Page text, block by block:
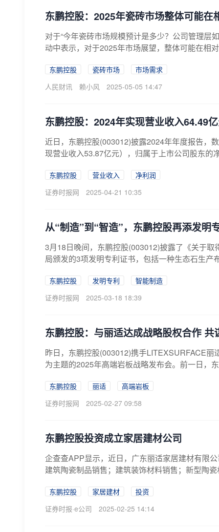
东鹏控股：2025年瓷砖市场整体可能在
对于“今年瓷砖市场规模预计是多少？公司管理层
动中表示，对于2025年市场展望，整体可能在相
东鹏控股 瓷砖市场
市场需求
人民财讯
赖小风 2025-05-05 14:47
东鹏控股：2024年实现营业收入64.49
近日，东鹏控股(003012)披露2024年年度报告，
现营业收入53.87亿元），归属于上市公司股东的
东鹏控股 营业收入
净利润
证券时报网
2025-04-21 10:35
从“制造”到“智造”，东鹏控股再添发明
3月18日晚间，东鹏控股(003012)披露了《关于
局颁发的3项发明专利证书，包括一种生态石生
东鹏控股 发明专利
智能制造
证券时报网
2025-03-18 18:39
东鹏控股：与丽适达成战略股权合作
昨日，东鹏控股(003012)携手LITEXSURFACE丽
为主题的2025年高端岩板战略发布会。前一日，
东鹏控股 丽适
高端岩板
证券时报网
2025-02-27 09:58
东鹏控股投资成立家居建材公司
企查查APP显示，近日，广东丽适家居建材有限
建筑陶瓷制品销售；建筑装饰材料销售；新型陶
东鹏控股 家居建材
投资
证券时报·e公司
2025-02-25 14:14